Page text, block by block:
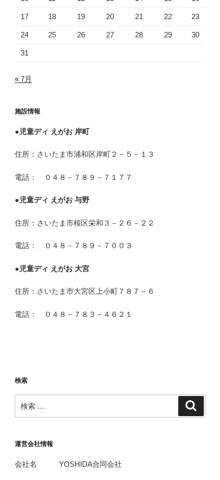
17 18 19 20 21 22 23
24 25 26 27 28 29 30
31
« 7月
施設情報
● 児童ディ えがお 岸町
住所：さいたま市浦和区岸町２－５－１３
電話： ０４８－７８９－７１７７
● 児童ディ えがお 与野
住所：さいたま市桜区栄和３－２６－２２
電話： ０４８－７８９－７００３
● 児童ディ えがお 大宮
住所：さいたま市大宮区上小町７８７－６
電話： ０４８－７８３－４６２１
検索
索:
運営会社情報
会社名 YOSHIDA合同会社